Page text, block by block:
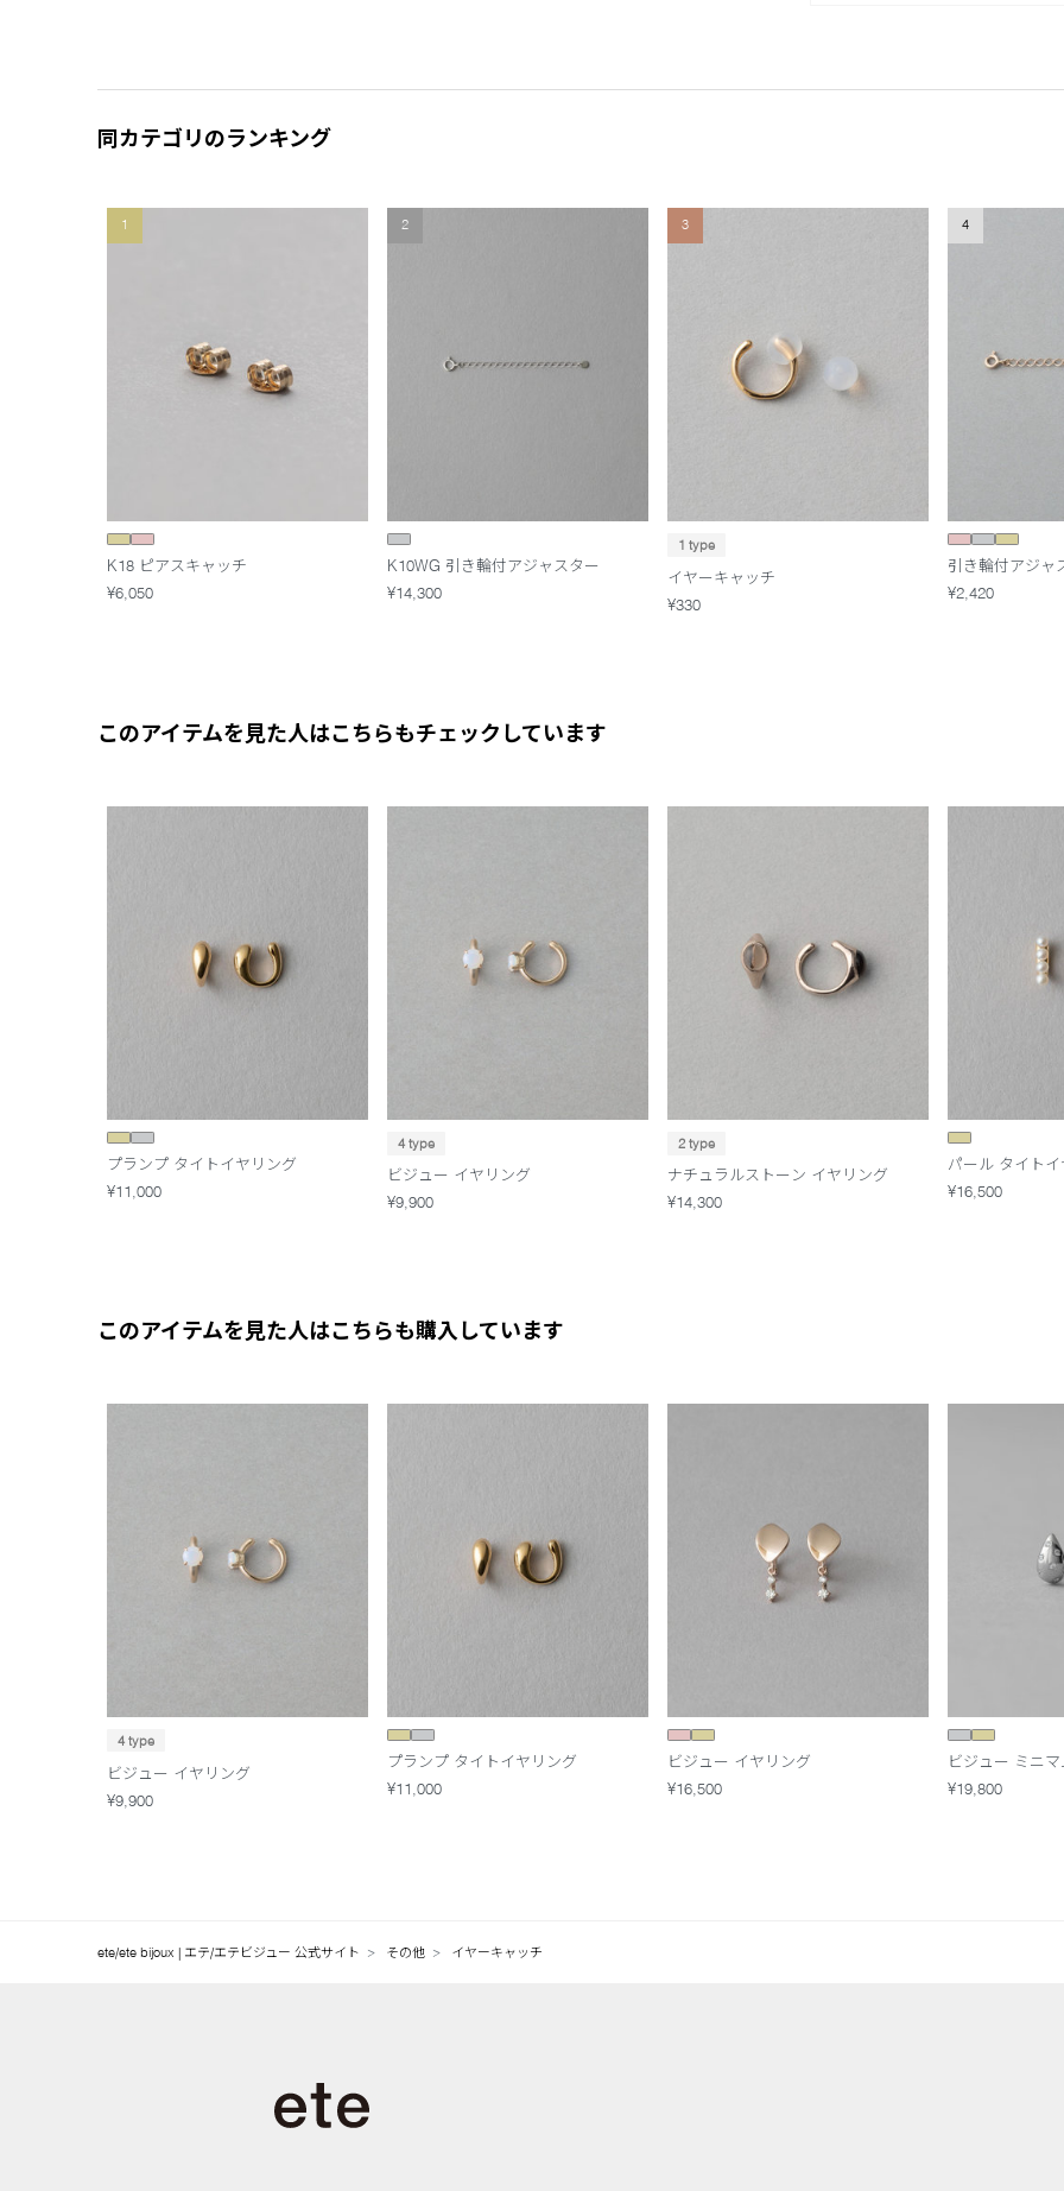
同カテゴリのランキング
1
K18 ピアスキャッチ
¥6,050
2
K10WG 引き輪付アジャスター
¥14,300
3
1 type
イヤーキャッチ
¥330
4
引き輪付アジャ
¥2,420
このアイテムを見た人はこちらもチェックしています
プランプ タイトイヤリング
¥11,000
4 type
ビジュー イヤリング
¥9,900
2 type
ナチュラルストーン イヤリング
¥14,300
パール タイト
¥16,500
このアイテムを見た人はこちらも購入しています
4 type
ビジュー イヤリング
¥9,900
プランプ タイトイヤリング
¥11,000
ビジュー イヤリング
¥16,500
ビジュー ミニ
¥19,800
ete/ete bijoux | エテ/エテビジュー 公式サイト その他 イヤーキャッチ